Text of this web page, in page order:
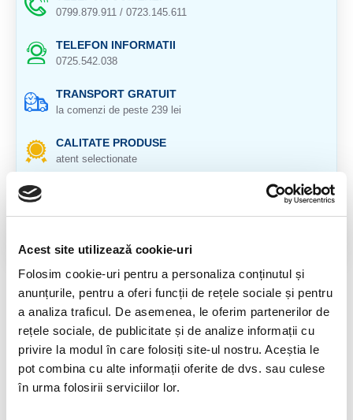
Acest site utilizează cookie-uri
Folosim cookie-uri pentru a personaliza conținutul și
anunțurile, pentru a oferi funcții de rețele sociale și pentru
a analiza traficul. De asemenea, le oferim partenerilor de
rețele sociale, de publicitate și de analize informații cu
privire la modul în care folosiți site-ul nostru. Aceștia le
pot combina cu alte informații oferite de dvs. sau culese
în urma folosirii serviciilor lor.
0799.879.911 / 0723.145.611
TELEFON INFORMATII
0725.542.038
TRANSPORT GRATUIT
la comenzi de peste 239 lei
CALITATE PRODUSE
atent selectionate
pentru toate produsele
DESCRIERE PRODUS
Origine: Uruguay
Ametist pe suport de metal.
Cristal natural 100%